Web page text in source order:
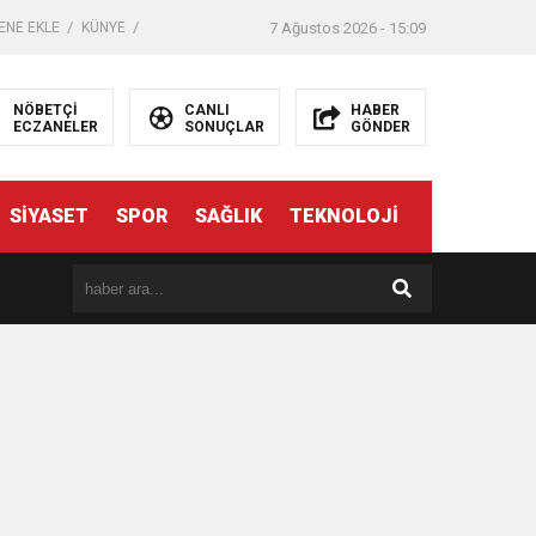
EKLE KÜNYE 7 Ağustos 2026 - 15:09
NÖBETÇİ
ECZANELER
CANLI
SONUÇLAR
HABER
GÖNDER
SİYASET SPOR SAĞLIK TEKNOLOJİ